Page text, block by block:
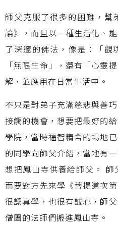
師父克服了很多的困難，幫
論》，而且以一種生活化、
了深邃的佛法，像是：「觀
「無限生命」，還有「心靈
解，並應用在日常生活中。
不只是對弟子充滿慈悲與善
接觸的機會，想要把最好的
學院，當時福智精舍的場地
的同學向師父介紹，當地有
想把鳳山寺供養給師父。
而要對方先來學《菩提道次
很認真學，也很有誠心，師
僧團的法師們搬進鳳山寺。